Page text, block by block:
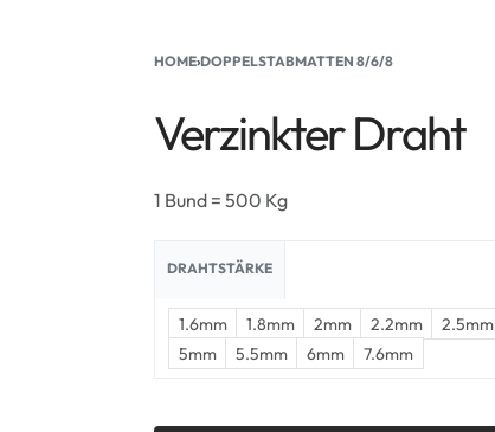
HOME›DOPPELSTABMATTEN 8/6/8
Verzinkter Draht
1 Bund = 500 Kg
DRAHTSTÄRKE
1.6mm 1.8mm 2mm 2.2mm 2.5mm
5mm
5.5mm 6mm 7.6mm